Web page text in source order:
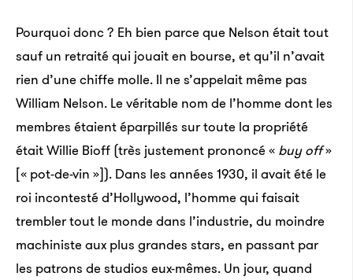
Pourquoi donc ? Eh bien parce que Nelson était tout
sauf un retraité qui jouait en bourse, et qu’il n’avait
rien d’une chiffe molle. Il ne s’appelait même pas
William Nelson. Le véritable nom de l’homme dont les
membres étaient éparpillés sur toute la propriété
était Willie Bioff (très justement prononcé « buy off»
[« pot-de-vin »]). Dans les années 1930, il avait été le
roi incontesté d’Hollywood, l’homme qui faisait
trembler tout le monde dans l’industrie, du moindre
machiniste aux plus grandes stars, en passant par
les patrons de studios eux-mêmes. Un jour, quand